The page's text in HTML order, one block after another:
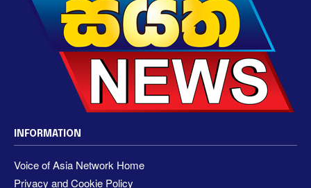
INFORMATION
Voice of Asia Network Home
Privacy and Cookie Policy